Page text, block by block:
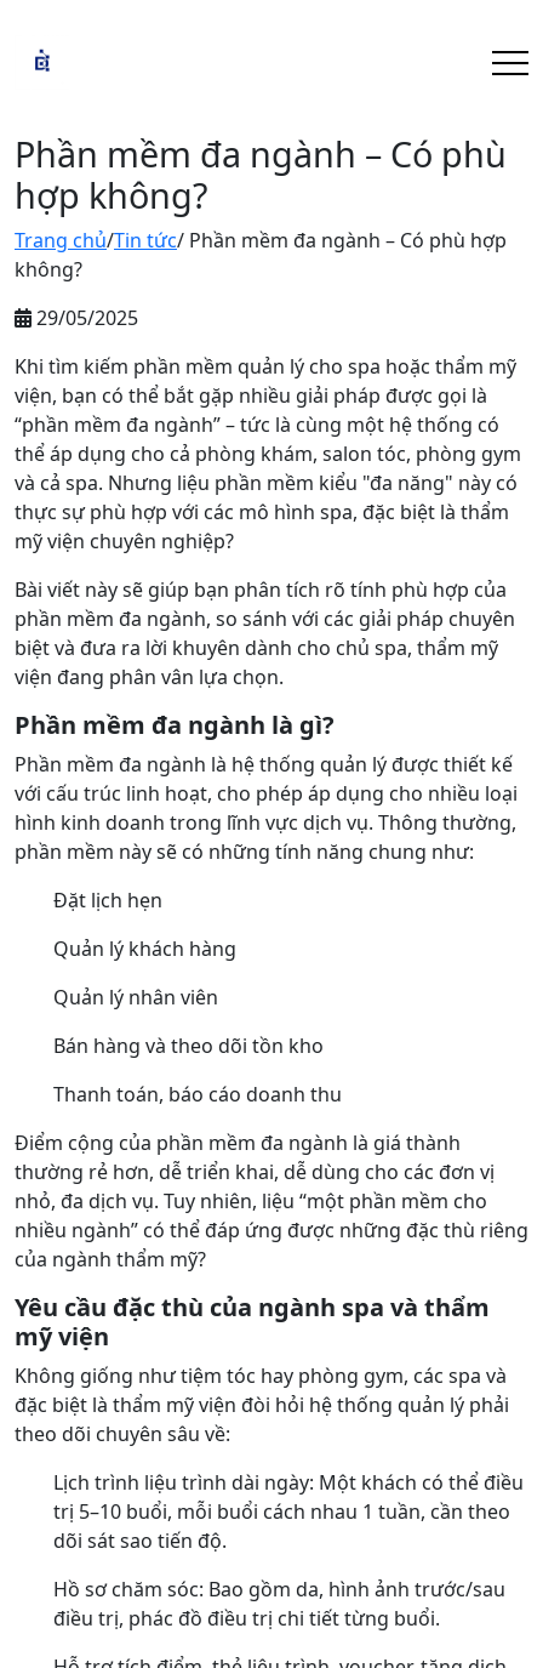
Phần mềm đa ngành – Có phù
hợp không?
Trang chủ/Tin tức/ Phần mềm đa ngành – Có phù hợp
không?
29/05/2025
Khi tìm kiếm phần mềm quản lý cho spa hoặc thẩm mỹ
viện, bạn có thể bắt gặp nhiều giải pháp được gọi là
“phần mềm đa ngành” – tức là cùng một hệ thống có
thể áp dụng cho cả phòng khám, salon tóc, phòng gym
và cả spa. Nhưng liệu phần mềm kiểu "đa năng" này có
thực sự phù hợp với các mô hình spa, đặc biệt là thẩm
mỹ viện chuyên nghiệp?
Bài viết này sẽ giúp bạn phân tích rõ tính phù hợp của
phần mềm đa ngành, so sánh với các giải pháp chuyên
biệt và đưa ra lời khuyên dành cho chủ spa, thẩm mỹ
viện đang phân vân lựa chọn.
Phần mềm đa ngành là gì?
Phần mềm đa ngành là hệ thống quản lý được thiết kế
với cấu trúc linh hoạt, cho phép áp dụng cho nhiều loại
hình kinh doanh trong lĩnh vực dịch vụ. Thông thường,
phần mềm này sẽ có những tính năng chung như:
Đặt lịch hẹn
Quản lý khách hàng
Quản lý nhân viên
Bán hàng và theo dõi tồn kho
Thanh toán, báo cáo doanh thu
Điểm cộng của phần mềm đa ngành là giá thành
thường rẻ hơn, dễ triển khai, dễ dùng cho các đơn vị
nhỏ, đa dịch vụ. Tuy nhiên, liệu “một phần mềm cho
nhiều ngành” có thể đáp ứng được những đặc thù riêng
của ngành thẩm mỹ?
Yêu cầu đặc thù của ngành spa và thẩm
mỹ viện
Không giống như tiệm tóc hay phòng gym, các spa và
đặc biệt là thẩm mỹ viện đòi hỏi hệ thống quản lý phải
theo dõi chuyên sâu về:
Lịch trình liệu trình dài ngày: Một khách có thể điều
trị 5–10 buổi, mỗi buổi cách nhau 1 tuần, cần theo
dõi sát sao tiến độ.
Hồ sơ chăm sóc: Bao gồm da, hình ảnh trước/sau
điều trị, phác đồ điều trị chi tiết từng buổi.